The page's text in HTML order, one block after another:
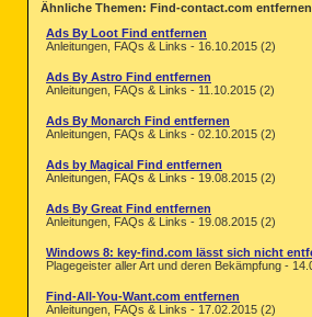
Ähnliche Themen: Find-contact.com entfernen
Ads By Loot Find entfernen
Anleitungen, FAQs & Links - 16.10.2015 (2)
Ads By Astro Find entfernen
Anleitungen, FAQs & Links - 11.10.2015 (2)
Ads By Monarch Find entfernen
Anleitungen, FAQs & Links - 02.10.2015 (2)
Ads by Magical Find entfernen
Anleitungen, FAQs & Links - 19.08.2015 (2)
Ads By Great Find entfernen
Anleitungen, FAQs & Links - 19.08.2015 (2)
Windows 8: key-find.com lässt sich nicht
Plagegeister aller Art und deren Bekämpfung -
Find-All-You-Want.com entfernen
Anleitungen, FAQs & Links - 17.02.2015 (2)